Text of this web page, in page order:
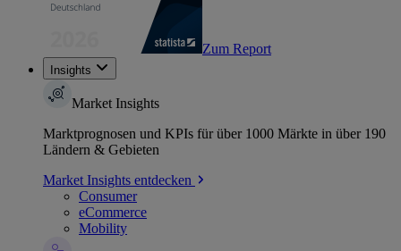
Zum Report
Insights
Market Insights
Marktprognosen und KPIs für über 1000 Märkte in über 190
Ländern & Gebieten
Market Insights entdecken
Consumer
eCommerce
Mobility